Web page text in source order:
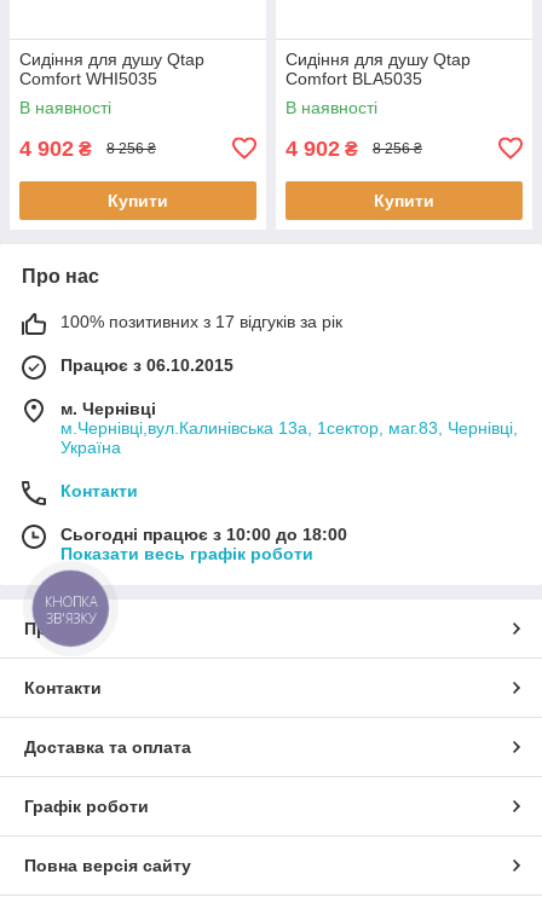
Сидіння для душу Qtap
Comfort WHI5035
В наявності
4 902 ₴ 8 256 ₴
Купити
Сидіння для душу Qtap
Comfort BLA5035
В наявності
4 902 ₴ 8 256 ₴
Купити
Про нас
100% позитивних з 17 відгуків за рік
Працює з 06.10.2015
м. Чернівці
м.Чернівці,вул.Калинівська 13а, 1сектор, маг.83, Чернівці,
Україна
Контакти
Сьогодні працює з 10:00 до 18:00
Показати весь графік роботи
Про нас
Контакти
Доставка та оплата
Графік роботи
Повна версія сайту
КНОПКА
ЗВ'ЯЗКУ